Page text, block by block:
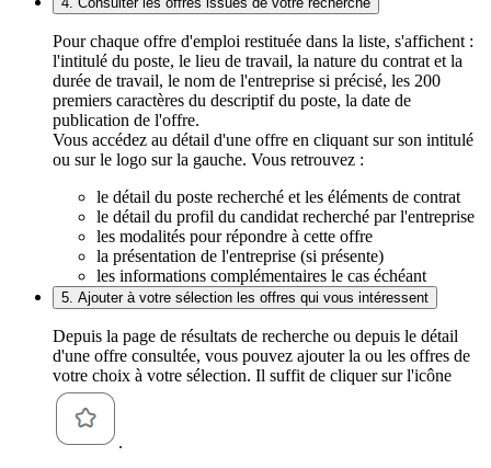
Pour chaque offre d'emploi restituée dans la liste, s'affichent :
l'intitulé du poste, le lieu de travail, la nature du contrat et la
durée de travail, le nom de l'entreprise si précisé, les 200
premiers caractères du descriptif du poste, la date de
publication de l'offre.
Vous accédez au détail d'une offre en cliquant sur son intitulé
ou sur le logo sur la gauche. Vous retrouvez :
le détail du poste recherché et les éléments de contrat
le détail du profil du candidat recherché par l'entreprise
les modalités pour répondre à cette offre
la présentation de l'entreprise (si présente)
les informations complémentaires le cas échéant
5. Ajouter à votre sélection les offres qui vous intéressent
Depuis la page de résultats de recherche ou depuis le détail
d'une offre consultée, vous pouvez ajouter la ou les offres de
votre choix à votre sélection. Il suffit de cliquer sur l'icône
.